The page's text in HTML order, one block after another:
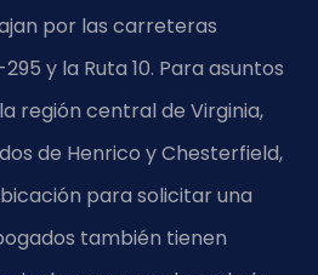
por las carreteras
y la Ruta 10. Para asuntos
región central de Virginia,
de Henrico y Chesterfield,
para solicitar una
también tienen